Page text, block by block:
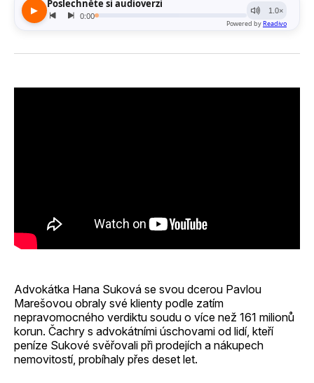
Facebooku
Pinterest
LinkedInWhatsApp
Advokátka Hana Suková se svou dcerou Pavlou
Marešovou obraly své klienty podle zatím
nepravomocného verdiktu soudu o více než 161 milionů
korun. Čachry s advokátními úschovami od lidí, kteří
peníze Sukové svěřovali při prodejích a nákupech
nemovitostí, probíhaly přes deset let.